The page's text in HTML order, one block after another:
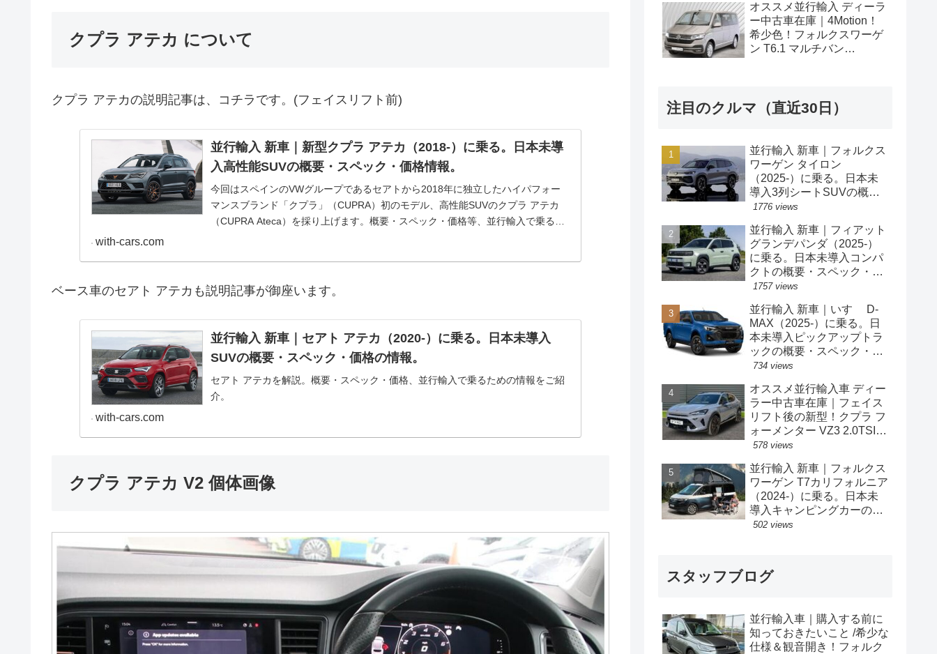
クプラ アテカ について
クプラ アテカの説明記事は、コチラです。(フェイスリフト前)
並行輸入 新車｜新型クプラ アテカ（2018-）に乗る。日本未導
入高性能SUVの概要・スペック・価格情報。
今回はスペインのVWグループであるセアトから2018年に独立したハイパフォー
マンスブランド「クプラ」（CUPRA）初のモデル、高性能SUVのクプラ アテカ
（CUPRA Ateca）を採り上げます。概要・スペック・価格等、並行輸入で乗るた
with-cars.com
ベース車のセアト アテカも説明記事が御座います。
並行輸入 新車｜セアト アテカ（2020-）に乗る。日本未導入
SUVの概要・スペック・価格の情報。
セアト アテカを解説。概要・スペック・価格、並行輸入で乗るための情報をご紹
介。
with-cars.com
クプラ アテカ V2 個体画像
オススメ並行輸入 ディーラ
ー中古車在庫｜4Motion！
希少色！フォルクスワーゲ
ン T6.1 マルチバン
注目のクルマ（直近30日）
並行輸入 新車｜フォルクス
ワーゲン タイロン
（2025-）に乗る。日本未
導入3列シートSUVの概
要・スペック・価格の情
1776 views
並行輸入 新車｜フィアット
グランデパンダ（2025-）
に乗る。日本未導入コンパ
クトの概要・スペック・価
格の情報。
1757 views
並行輸入 新車｜いすゞ D-
MAX（2025-）に乗る。日
本未導入ピックアップトラ
ックの概要・スペック・価
格の情報。
734 views
オススメ並行輸入車 ディー
ラー中古車在庫｜フェイス
リフト後の新型！クプラ フ
ォーメンター VZ3 2.0TSI
333PS 4Drive 7DSG 右ハン
578 views
並行輸入 新車｜フォルクス
ワーゲン T7カリフォルニア
（2024-）に乗る。日本未
導入キャンピングカーの概
要・スペック・価格の情
502 views
スタッフブログ
並行輸入車｜購入する前に
知っておきたいこと /希少な
仕様＆観音開き！フォルク